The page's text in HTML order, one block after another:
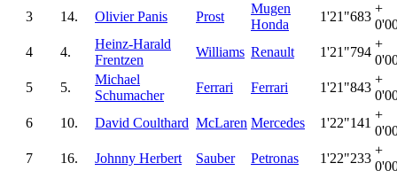
3
14. Olivier Panis Prost
Mugen
Honda
1'21"683
+
4
4.
Heinz-Harald
Frentzen
Williams Renault 1'21"794
+
5
5.
Michael
Schumacher
Ferrari Ferrari 1'21"843
+
6
10. David Coulthard McLaren Mercedes 1'22"141
+
7
16. Johnny Herbert Sauber Petronas 1'22"233
+